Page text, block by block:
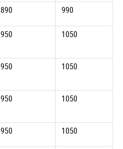
890 990
950 1050
950 1050
950 1050
950 1050